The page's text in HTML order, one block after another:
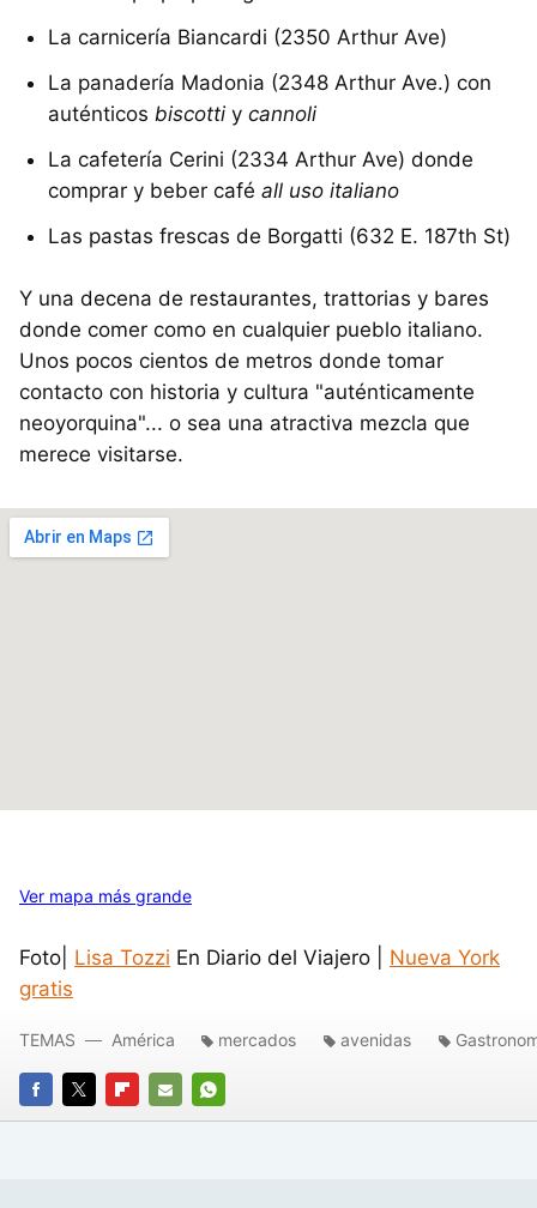
La carnicería Biancardi (2350 Arthur Ave)
La panadería Madonia (2348 Arthur Ave.) con
auténticos biscottiy cannoli
La cafetería Cerini (2334 Arthur Ave) donde
comprar y beber café all uso italiano
Las pastas frescas de Borgatti (632 E. 187th St)
Y una decena de restaurantes, trattorias y bares
donde comer como en cualquier pueblo italiano.
Unos pocos cientos de metros donde tomar
contacto con historia y cultura "auténticamente
neoyorquina"... o sea una atractiva mezcla que
merece visitarse.
Ver mapa más grande
Foto| Lisa Tozzi En Diario del Viajero | Nueva York
gratis
FACEBOOK
TWITTERFLIPBOARD
E-
WHATSAPP
TEMAS América mercados avenidas